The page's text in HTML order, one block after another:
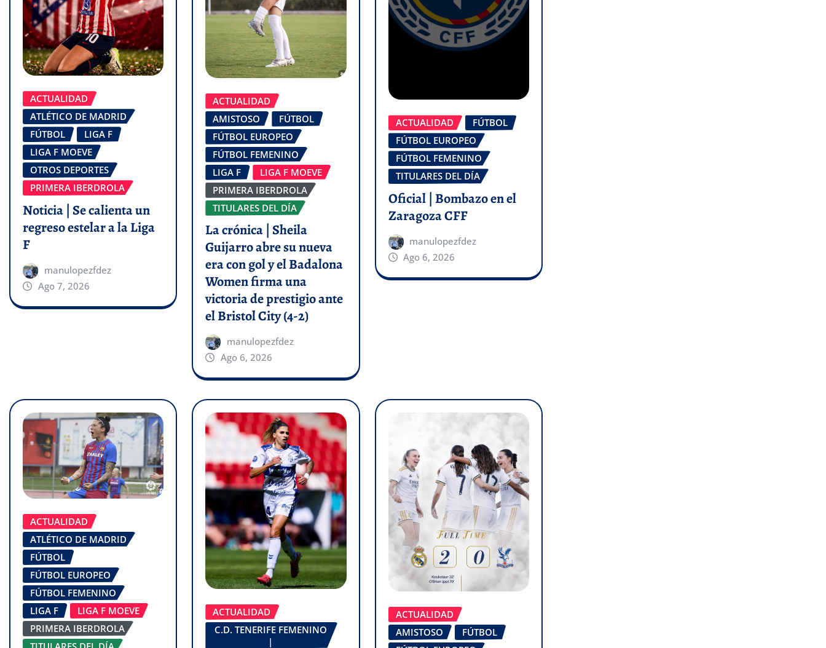
ACTUALIDAD
ATLÉTICO DE MADRID
FÚTBOL
LIGA F
LIGA F MOEVE
OTROS DEPORTES
PRIMERA IBERDROLA
Noticia | Se calienta un
regreso estelar a la Liga
F
manulopezfdez
Ago 7, 2026
ACTUALIDAD
AMISTOSO
FÚTBOL
FÚTBOL EUROPEO
FÚTBOL FEMENINO
LIGA F
LIGA F MOEVE
PRIMERA IBERDROLA
TITULARES DEL DÍA
La crónica | Sheila
Guijarro abre su nueva
era con gol y el Badalona
Women firma una
victoria de prestigio ante
el Bristol City (4-2)
manulopezfdez
Ago 6, 2026
ACTUALIDAD
FÚTBOL
FÚTBOL EUROPEO
FÚTBOL FEMENINO
TITULARES DEL DÍA
Oficial | Bombazo en el
Zaragoza CFF
manulopezfdez
Ago 6, 2026
ACTUALIDAD
ATLÉTICO DE MADRID
FÚTBOL
FÚTBOL EUROPEO
FÚTBOL FEMENINO
LIGA F
LIGA F MOEVE
PRIMERA IBERDROLA
ACTUALIDAD
C.D. TENERIFE FEMENINO
|
ACTUALIDAD
AMISTOSO
FÚTBOL